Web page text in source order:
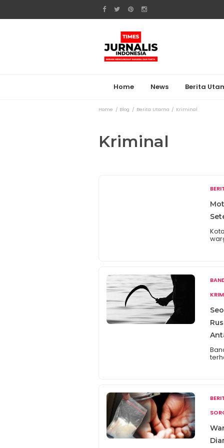
Home News Berita
Home Blog Berita Utama Kriminal
Kriminal